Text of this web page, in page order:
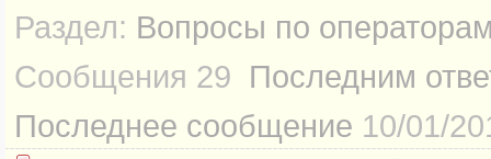
Раздел: Вопросы по
Сообщения 29 Последним
Последнее сообщение 10/01/